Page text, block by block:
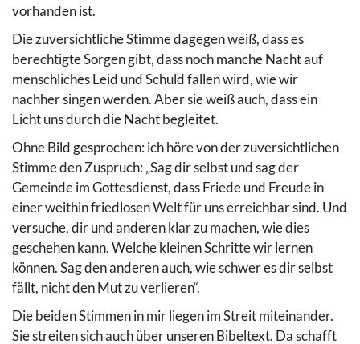
vorhanden ist.
Die zuversichtliche Stimme dagegen weiß, dass es
berechtigte Sorgen gibt, dass noch manche Nacht auf
menschliches Leid und Schuld fallen wird, wie wir
nachher singen werden. Aber sie weiß auch, dass ein
Licht uns durch die Nacht begleitet.
Ohne Bild gesprochen: ich höre von der zuversichtlichen
Stimme den Zuspruch: „Sag dir selbst und sag der
Gemeinde im Gottesdienst, dass Friede und Freude in
einer weithin friedlosen Welt für uns erreichbar sind. Und
versuche, dir und anderen klar zu machen, wie dies
geschehen kann. Welche kleinen Schritte wir lernen
können. Sag den anderen auch, wie schwer es dir selbst
fällt, nicht den Mut zu verlieren“.
Die beiden Stimmen in mir liegen im Streit miteinander.
Sie streiten sich auch über unseren Bibeltext. Da schafft